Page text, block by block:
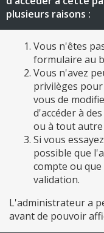
plusieurs raisons :
Vous n'êtes
formulaire au
Vous n'avez
privilèges pour
vous de
d'accéder à
ou à tout autre
Si vous
possible que
compte ou
validation.
L'administrateur a
avant de pouvoir